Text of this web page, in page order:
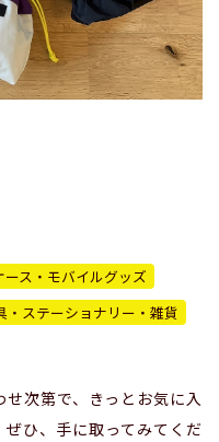
ース・モバイルグッズ
・ステーショナリー・雑貨
次第で、きっとお気に入
ひ、手に取ってみてくだ